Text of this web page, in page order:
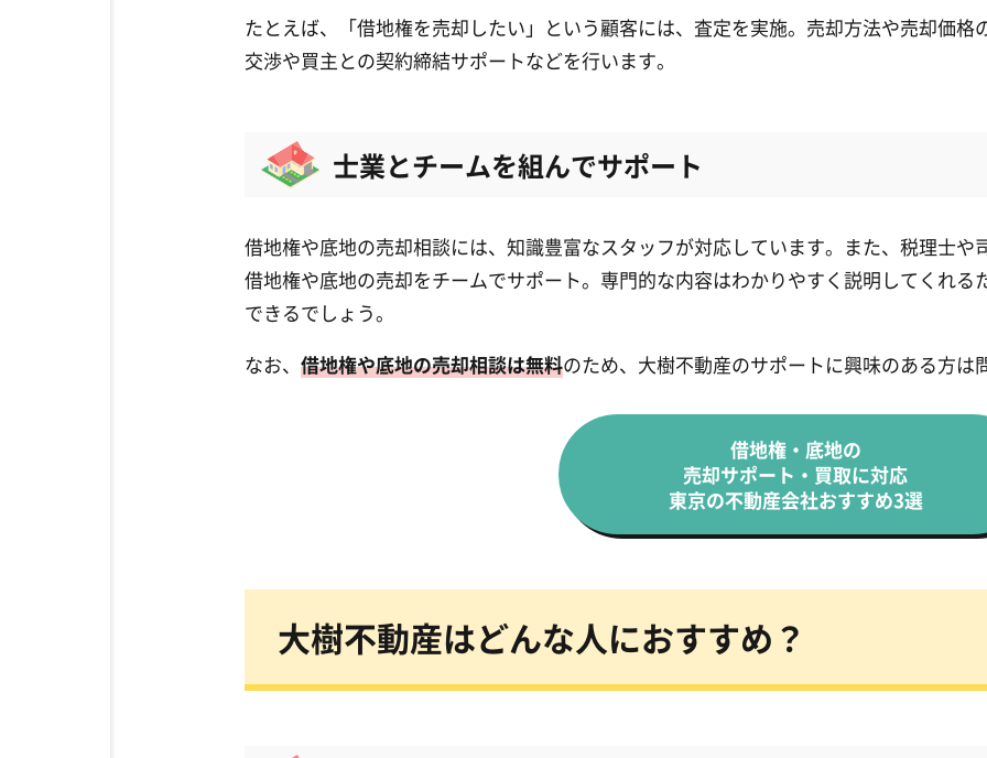
たとえば、「借地権を売却したい」という顧客には、査定を実施。売却方法や売却価
交渉や買主との契約締結サポートなどを行います。
士業とチームを組んでサポート
借地権や底地の売却相談には、知識豊富なスタッフが対応しています。また、税理士や
借地権や底地の売却をチームでサポート。専門的な内容はわかりやすく説明してくれ
できるでしょう。
なお、 借地権や底地の売却相談は無料のため、大樹不動産のサポートに興味のある方は
借地権・底地の
売却サポート・買取に対応
東京の不動産会社おすすめ3選
大樹不動産はどんな人におすすめ？